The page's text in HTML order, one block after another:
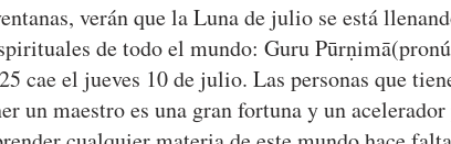
verán que la Luna de julio se está
de todo el mundo: Guru
cae el jueves 10 de julio. Las personas que
un maestro es una gran fortuna y un